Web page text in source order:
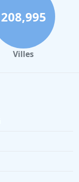
208,995
Villes